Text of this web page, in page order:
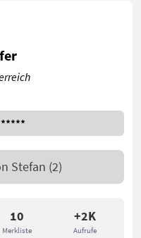
10
Merkliste
+2K
Aufrufe
Stefan (2)